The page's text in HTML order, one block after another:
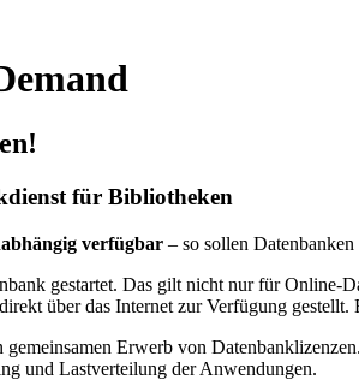
für Bibliotheken
verfügbar – so sollen
gestartet. Das gilt nicht nur für Online-
über das Internet zur Verfügung
Erwerb von
und Lastverteilung der Anwendungen.